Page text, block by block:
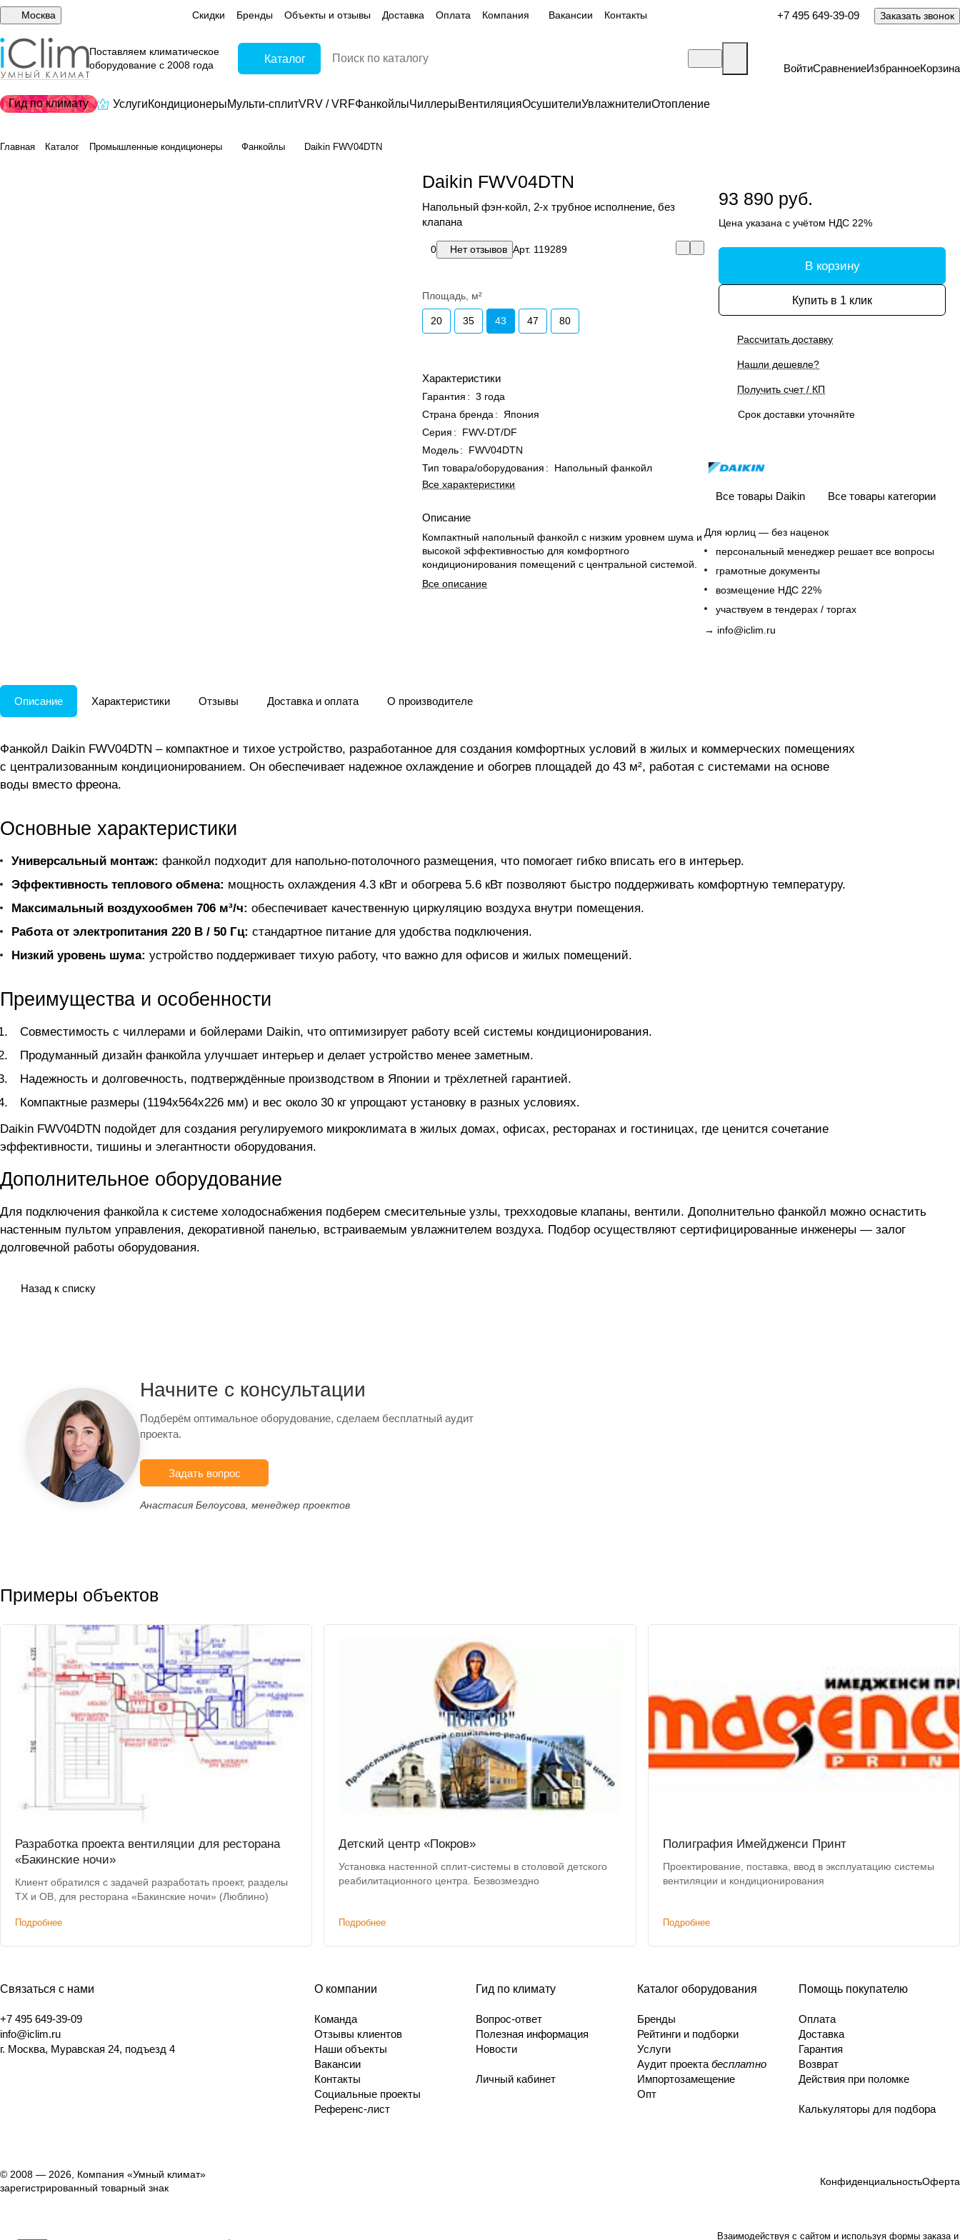
Москва Скидки Бренды Объекты и отзывы Доставка Оплата Компания Вакансии Контакты +7 495 649-39-09 Заказать звонок
Поставляем климатическое
оборудование с 2008 года
Каталог
ВойтиСравнениеИзбранноеКорзина
Гид по климату УслугиКондиционерыМульти-сплитVRV / VRFФанкойлыЧиллерыВентиляцияОсушителиУвлажнителиОтопление
Главная Каталог Промышленные кондиционеры Фанкойлы Daikin FWV04DTN
Daikin FWV04DTN
Напольный фэн-койл, 2-х трубное исполнение, без
клапана
0 Нет отзывов Арт. 119289
Площадь, м²
20 35 43 47 80
Характеристики
Гарантия : 3 года
Страна бренда :
Япония
Серия :
FWV-DT/DF
Модель:
FWV04DTN
Тип товара/оборудования :
Напольный фанкойл
Все характеристики
Описание
Компактный напольный фанкойл с низким уровнем шума и
высокой эффективностью для комфортного
кондиционирования помещений с центральной системой.
Все описание
93 890 руб.
Цена указана с учётом НДС 22%
В корзину
Купить в 1 клик
Рассчитать доставку
Нашли дешевле?
Получить счет / КП
Срок доставки уточняйте
Все товары Daikin Все товары категории
Для юрлиц — без наценок
персональный менеджер решает все вопросы
грамотные документы
возмещение НДС 22%
участвуем в тендерах / торгах
→ info@iclim.ru
Описание Характеристики Отзывы Доставка и оплата О производителе
Фанкойл Daikin FWV04DTN – компактное и тихое устройство, разработанное для создания комфортных условий в жилых и коммерческих помещениях
с централизованным кондиционированием. Он обеспечивает надежное охлаждение и обогрев площадей до 43 м², работая с системами на основе
воды вместо фреона.
Основные характеристики
Универсальный монтаж: фанкойл подходит для напольно-потолочного размещения, что помогает гибко вписать его в интерьер.
Эффективность теплового обмена: мощность охлаждения 4.3 кВт и обогрева 5.6 кВт позволяют быстро поддерживать комфортную температуру.
Максимальный воздухообмен 706 м³/ч: обеспечивает качественную циркуляцию воздуха внутри помещения.
Работа от электропитания 220 В / 50 Гц: стандартное питание для удобства подключения.
Низкий уровень шума: устройство поддерживает тихую работу, что важно для офисов и жилых помещений.
Преимущества и особенности
Совместимость с чиллерами и бойлерами Daikin, что оптимизирует работу всей системы кондиционирования.
Продуманный дизайн фанкойла улучшает интерьер и делает устройство менее заметным.
Надежность и долговечность, подтверждённые производством в Японии и трёхлетней гарантией.
Компактные размеры (1194х564х226 мм) и вес около 30 кг упрощают установку в разных условиях.
Daikin FWV04DTN подойдет для создания регулируемого микроклимата в жилых домах, офисах, ресторанах и гостиницах, где ценится сочетание
эффективности, тишины и элегантности оборудования.
Дополнительное оборудование
Для подключения фанкойла к системе холодоснабжения подберем смесительные узлы, трехходовые клапаны, вентили. Дополнительно фанкойл можно оснастить
настенным пультом управления, декоративной панелью, встраиваемым увлажнителем воздуха. Подбор осуществляют сертифицированные инженеры — залог
долговечной работы оборудования.
Назад к списку
Начните с консультации
Подберём оптимальное оборудование, сделаем бесплатный аудит
проекта.
Задать вопрос
Анастасия Белоусова, менеджер проектов
Примеры объектов
Разработка проекта вентиляции для ресторана
«Бакинские ночи»
Клиент обратился с задачей разработать проект, разделы
ТХ и ОВ, для ресторана «Бакинские ночи» (Люблино)
Подробнее
Детский центр «Покров»
Установка настенной сплит-системы в столовой детского
реабилитационного центра. Безвозмездно
Подробнее
Полиграфия Имейдженси Принт
Проектирование, поставка, ввод в эксплуатацию системы
вентиляции и кондиционирования
Подробнее
Связаться с нами
+7 495 649-39-09
info@iclim.ru
г. Москва, Муравская 24, подъезд 4
О компании
Команда
Отзывы клиентов
Наши объекты
Вакансии
Контакты
Социальные проекты
Референс-лист
Гид по климату
Вопрос-ответ
Полезная информация
Новости
Личный кабинет
Каталог оборудования
Бренды
Рейтинги и подборки
Услуги
Аудит проекта бесплатно
Импортозамещение
Опт
Помощь покупателю
Оплата
Доставка
Гарантия
Возврат
Действия при поломке
Калькуляторы для подбора
© 2008 — 2026, Компания «Умный климат»
зарегистрированный товарный знак
КонфиденциальностьОферта
Взаимодействуя с сайтом и используя формы заказа и